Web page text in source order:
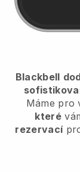
Blackbell
Máme pro
které
rezervací